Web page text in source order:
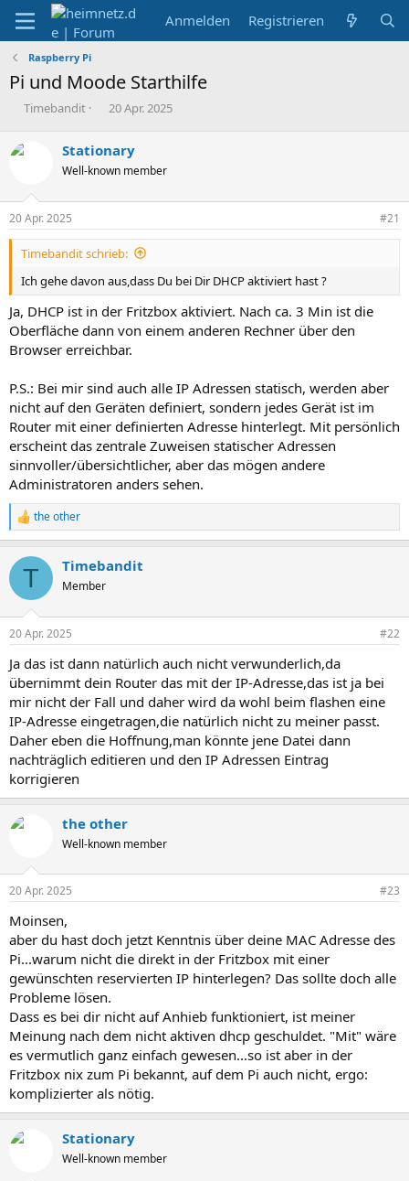
Anmelden Registrieren
Raspberry Pi
Pi und Moode Starthilfe
E
t
l
e
r
Timebandit
E
t
e
l
a
m
20 Apr. 2025
Stationary
Well-known member
20 Apr. 2025 #21
Timebandit schrieb:
Ich gehe davon aus,dass Du bei Dir DHCP aktiviert hast ?
Ja, DHCP ist in der Fritzbox aktiviert. Nach ca. 3 Min ist die
Oberfläche dann von einem anderen Rechner über den
Browser erreichbar.
P.S.: Bei mir sind auch alle IP Adressen statisch, werden aber
nicht auf den Geräten definiert, sondern jedes Gerät ist im
Router mit einer definierten Adresse hinterlegt. Mit persönlich
erscheint das zentrale Zuweisen statischer Adressen
sinnvoller/übersichtlicher, aber das mögen andere
Administratoren anders sehen.
R
e
k
i
e
:
the other
T Timebandit
Member
20 Apr. 2025 #22
Ja das ist dann natürlich auch nicht verwunderlich,da
übernimmt dein Router das mit der IP-Adresse,das ist ja bei
mir nicht der Fall und daher wird da wohl beim flashen eine
IP-Adresse eingetragen,die natürlich nicht zu meiner passt.
Daher eben die Hoffnung,man könnte jene Datei dann
nachträglich editieren und den IP Adressen Eintrag
korrigieren
the other
Well-known member
20 Apr. 2025 #23
Moinsen,
aber du hast doch jetzt Kenntnis über deine MAC Adresse des
Pi...warum nicht die direkt in der Fritzbox mit einer
gewünschten reservierten IP hinterlegen? Das sollte doch alle
Probleme lösen.
Dass es bei dir nicht auf Anhieb funktioniert, ist meiner
Meinung nach dem nicht aktiven dhcp geschuldet. "Mit" wäre
es vermutlich ganz einfach gewesen...so ist aber in der
Fritzbox nix zum Pi bekannt, auf dem Pi auch nicht, ergo:
komplizierter als nötig.
Stationary
Well-known member